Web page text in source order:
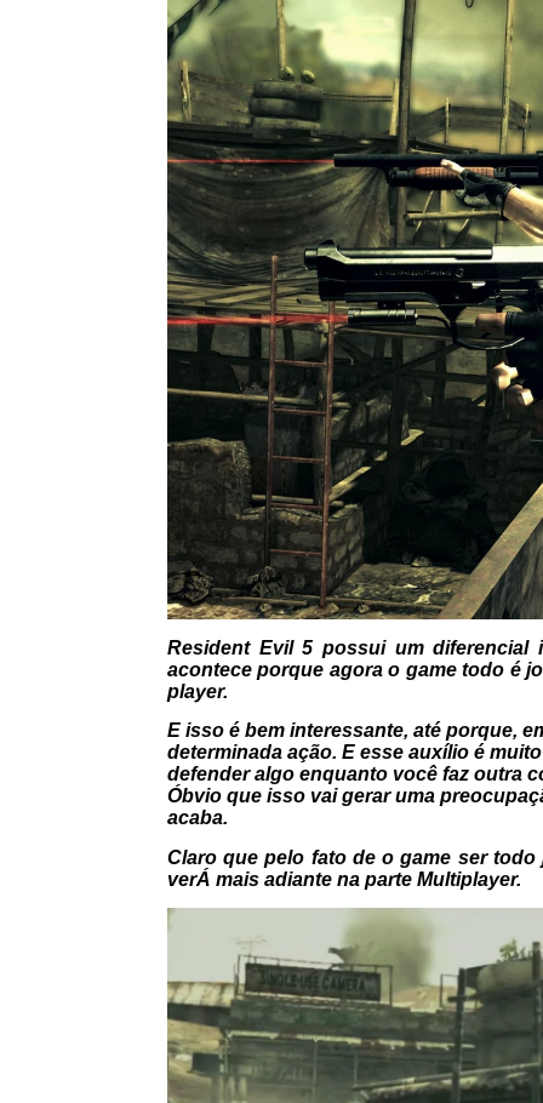
Resident Evil 5 possui um diferencial
acontece porque agora o game todo é
player.
E isso é bem interessante, até porque,
determinada ação. E esse auxílio é
defender algo enquanto você faz outra
Óbvio que isso vai gerar uma
acaba.
Claro que pelo fato de o game ser
verÁ mais adiante na parte Multiplayer.